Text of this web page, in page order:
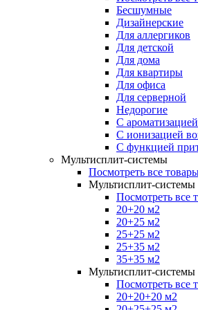
Бесшумные
Дизайнерские
Для аллергиков
Для детской
Для дома
Для квартиры
Для офиса
Для серверной
Недорогие
С
С ионизацией
С функцией
Мультисплит-системы
Посмотреть все
Мультисплит-
Посмотреть все
20+20 м2
20+25 м2
25+25 м2
25+35 м2
35+35 м2
Мультисплит-
Посмотреть все
20+20+20 м2